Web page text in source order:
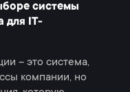
системы
для IT-
– это система,
компании, но